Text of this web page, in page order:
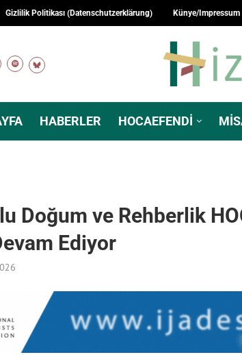
Gizlilik Politikası (Datenschutzerklärung) Künye/Impressum
HABERLER HOCAEFENDI
Doğum ve Rehberlik
Ediyor